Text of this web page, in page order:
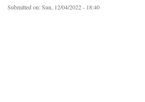
Submitted on:Sun, 12/04/2022 - 18:40